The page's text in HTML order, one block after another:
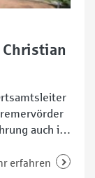
auch im
erfahren